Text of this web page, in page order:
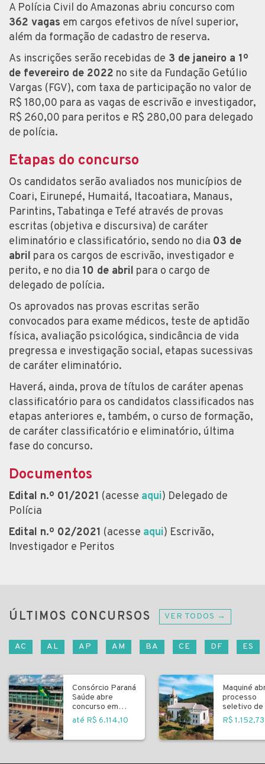
A Polícia Civil do Amazonas abriu concurso com
362 vagas em cargos efetivos de nível superior,
além da formação de cadastro de reserva.
As inscrições serão recebidas de 3 de janeiro a 1º
de fevereiro de 2022 no site da Fundação Getúlio
Vargas (FGV), com taxa de participação no valor de
R$ 180,00 para as vagas de escrivão e investigador,
R$ 260,00 para peritos e R$ 280,00 para delegado
de polícia.
Etapas do concurso
Os candidatos serão avaliados nos municípios de
Coari, Eirunepé, Humaitá, Itacoatiara, Manaus,
Parintins, Tabatinga e Tefé através de provas
escritas (objetiva e discursiva) de caráter
eliminatório e classificatório, sendo no dia 03 de
abril para os cargos de escrivão, investigador e
perito, e no dia 10 de abril para o cargo de
delegado de polícia.
Os aprovados nas provas escritas serão
convocados para exame médicos, teste de aptidão
física, avaliação psicológica, sindicância de vida
pregressa e investigação social, etapas sucessivas
de caráter eliminatório.
Haverá, ainda, prova de títulos de caráter apenas
classificatório para os candidatos classificados nas
etapas anteriores e, também, o curso de formação,
de caráter classificatório e eliminatório, última
fase do concurso.
Documentos
Edital n.º 01/2021 (acesse aqui) Delegado de
Polícia
Edital n.º 02/2021 (acesse aqui) Escrivão,
Investigador e Peritos
ÚLTIMOS CONCURSOS VER TODOS →
AC AL AP AM BA CE DF ES
Consórcio Paraná
Saúde abre
concurso em
Curitiba
até R$ 6.114,10
Maquiné
processo
seletivo de
R$ 1.152,73